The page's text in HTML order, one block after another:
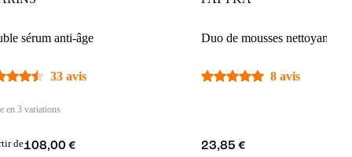
sérum anti-âge
33 avis
en 3 variations
de108,00 €
Duo de mousses nettoyantes
8 avis
23,85 €